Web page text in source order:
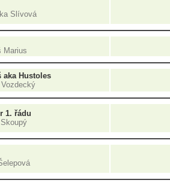
Slívová
Marius
aka Hustoles
Vozdecký
1. řádu